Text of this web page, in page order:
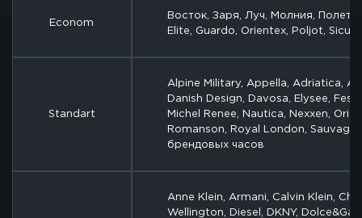
Econom
Восток, Заря, Луч, Молния, Полет,
Elite, Guardo, Orientex, Poljot,
Standart
Alpine Military, Appella, Adriatica,
Danish Design, Davosa, Elysee,
Michel Renee, Nautica, Nexxen,
Romanson, Royal London, Sauvage,
брендовых часов
Anne Klein, Armani, Calvin Klein,
Wellington, Diesel, DKNY,